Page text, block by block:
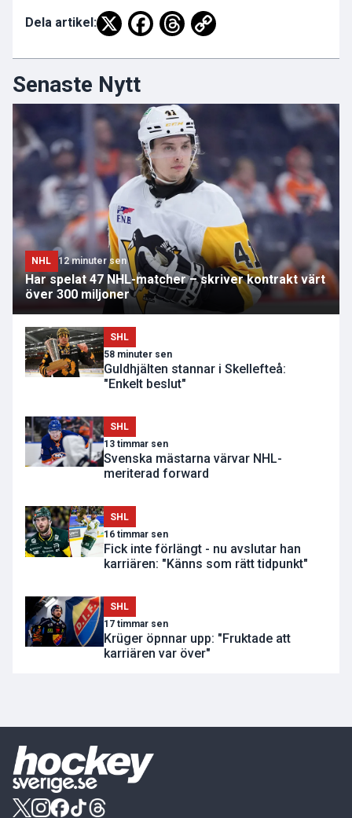
Dela artikel:
Senaste Nytt
NHL 12 minuter sen
Har spelat 47 NHL-matcher – skriver kontrakt värt
över 300 miljoner
SHL
58 minuter sen
Guldhjälten stannar i Skellefteå:
"Enkelt beslut"
SHL
13 timmar sen
Svenska mästarna värvar NHL-
meriterad forward
SHL
16 timmar sen
Fick inte förlängt - nu avslutar han
karriären: "Känns som rätt tidpunkt"
SHL
17 timmar sen
Krüger öpnnar upp: "Fruktade att
karriären var över"